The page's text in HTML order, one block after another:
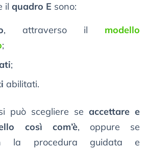
il quadro E sono:
, attraverso il modello
;
;
abilitati.
può scegliere se accettare e
così com’è, oppure se
la procedura guidata e